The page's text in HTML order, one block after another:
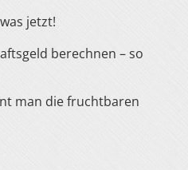
jetzt!
berechnen – so
man die fruchtbaren